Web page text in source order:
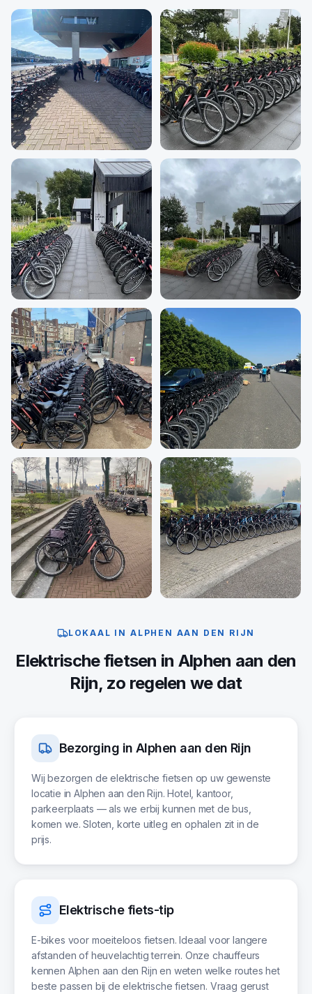
LOKAAL IN ALPHEN AAN DEN RIJN
Elektrische fietsen in Alphen aan den
Rijn, zo regelen we dat
Bezorging in Alphen aan den Rijn
Wij bezorgen de elektrische fietsen op uw gewenste
locatie in Alphen aan den Rijn. Hotel, kantoor,
parkeerplaats — als we erbij kunnen met de bus,
komen we. Sloten, korte uitleg en ophalen zit in de
prijs.
Elektrische fiets-tip
E-bikes voor moeiteloos fietsen. Ideaal voor langere
afstanden of heuvelachtig terrein. Onze chauffeurs
kennen Alphen aan den Rijn en weten welke routes het
beste passen bij de elektrische fietsen. Vraag gerust